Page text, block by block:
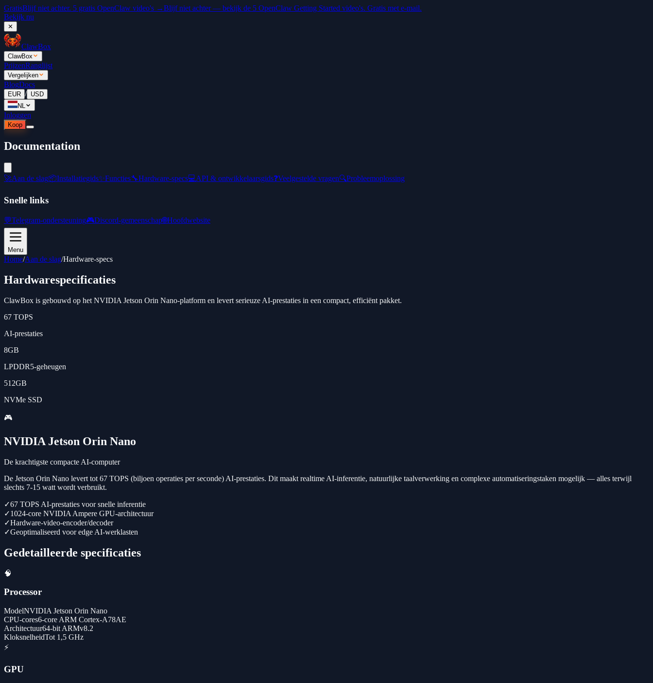
GratisBlijf niet achter. 5 gratis OpenClaw video's →Blijf niet achter — bekijk de 5 OpenClaw Getting Started video's. Gratis met e-mail.
Bekijk nu
✕
ClawBox
ClawBox
PrijzenRanglijst
Vergelijken
BlogDocs
EUR / USD
NL
Inloggen
Koop
Documentation
🚀Aan de slag📦Installatiegids✨Functies🔧Hardware-specs💻API & ontwikkelaarsgids❓Veelgestelde vragen🔍Probleemoplossing
Snelle links
💬Telegram-ondersteuning🎮Discord-gemeenschap🌐Hoofdwebsite
Menu
Home/Aan de slag/Hardware-specs
Hardwarespecificaties
ClawBox is gebouwd op het NVIDIA Jetson Orin Nano-platform en levert serieuze AI-prestaties in een compact, efficiënt pakket.
67 TOPS
AI-prestaties
8GB
LPDDR5-geheugen
512GB
NVMe SSD
🎮
NVIDIA Jetson Orin Nano
De krachtigste compacte AI-computer
De Jetson Orin Nano levert tot 67 TOPS (biljoen operaties per seconde) AI-prestaties. Dit maakt realtime AI-inferentie, natuurlijke taalverwerking en complexe automatiseringstaken mogelijk — alles terwijl
slechts 7-15 watt wordt verbruikt.
✓67 TOPS AI-prestaties voor snelle inferentie
✓1024-core NVIDIA Ampere GPU-architectuur
✓Hardware-video-encoder/decoder
✓Geoptimaliseerd voor edge AI-werklasten
Gedetailleerde specificaties
🧠
Processor
ModelNVIDIA Jetson Orin Nano
CPU-cores6-core ARM Cortex-A78AE
Architectuur64-bit ARMv8.2
KloksnelheidTot 1,5 GHz
⚡
GPU